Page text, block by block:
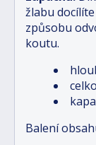
žlabu
způsobu
koutu.
Balení